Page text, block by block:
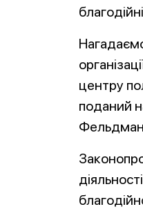
центру
поданий